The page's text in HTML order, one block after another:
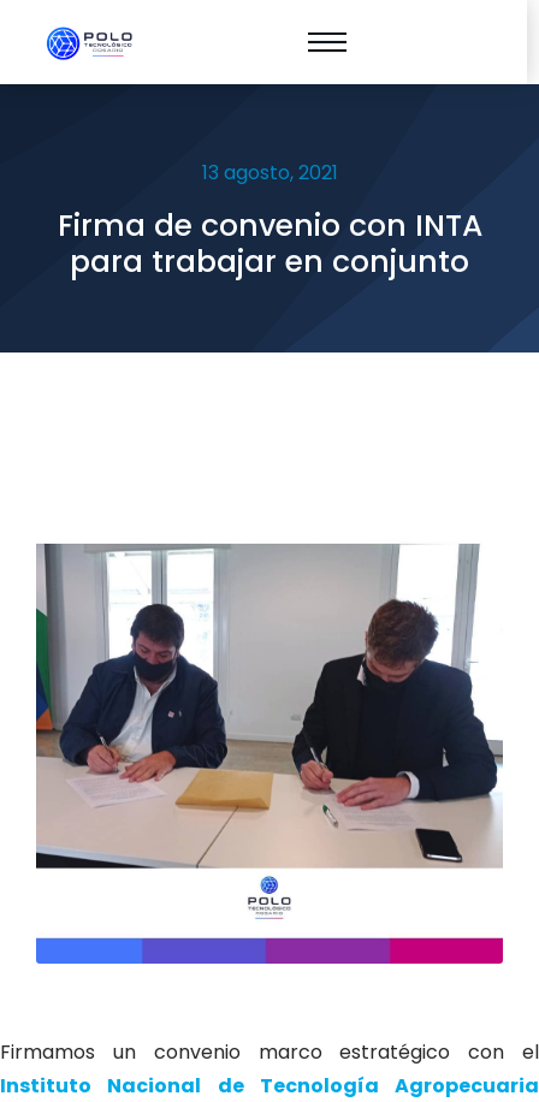
13 agosto, 2021
Firma de convenio con INTA
para trabajar en conjunto
Firmamos un convenio marco estratégico con el
Instituto Nacional de Tecnología Agropecuaria